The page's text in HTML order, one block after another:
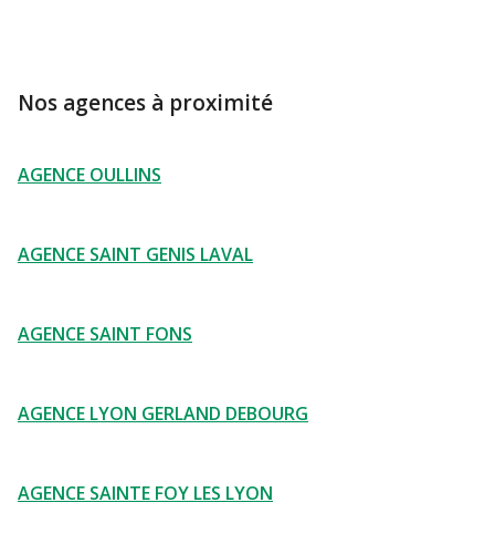
Nos agences à proximité
AGENCE OULLINS
AGENCE SAINT GENIS LAVAL
AGENCE SAINT FONS
AGENCE LYON GERLAND DEBOURG
AGENCE SAINTE FOY LES LYON